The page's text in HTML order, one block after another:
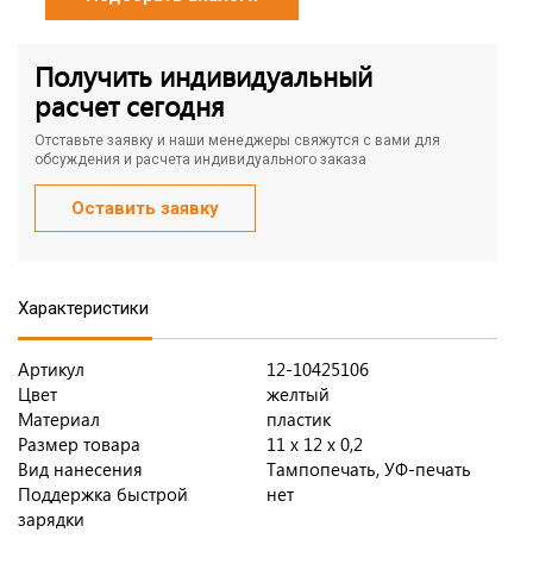
Получить индивидуальный
расчет сегодня
Отставьте заявку и наши менеджеры свяжутся с вами для
обсуждения и расчета индивидуального заказа
Оставить заявку
Характеристики
Артикул
12-10425106
Цвет
желтый
Материал
пластик
Размер товара
11 х 12 х 0,2
Вид нанесения
Тампопечать, УФ-печать
Поддержка быстрой
зарядки
нет